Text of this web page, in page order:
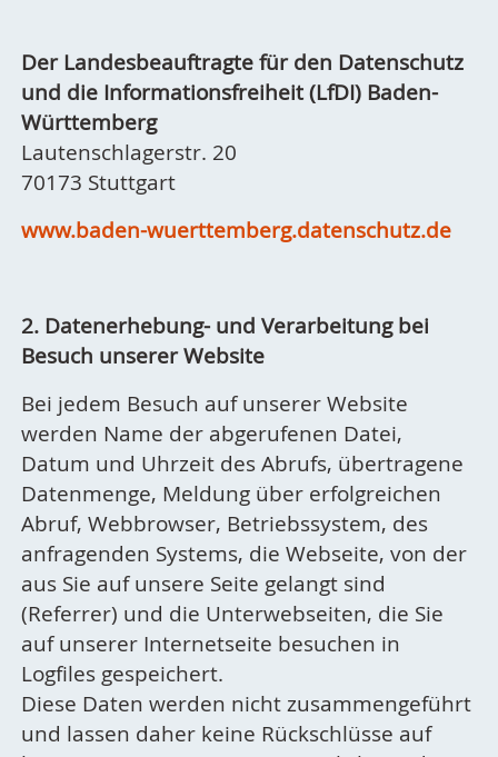
DerLandesbeauftragte für den Datenschutz
und die Informationsfreiheit (LfDI) Baden-
Württemberg
Lautenschlagerstr. 20
70173 Stuttgart
www.baden-wuerttemberg.datenschutz.de
2. Datenerhebung- und Verarbeitung bei
Besuch unserer Website
Bei jedem Besuch auf unserer Website
werden Name der abgerufenen Datei,
Datum und Uhrzeit des Abrufs, übertragene
Datenmenge, Meldung über erfolgreichen
Abruf, Webbrowser, Betriebssystem, des
anfragenden Systems, die Webseite, von der
aus Sie auf unsere Seite gelangt sind
(Referrer) und die Unterwebseiten, die Sie
auf unserer Internetseite besuchen in
Logfiles gespeichert.
Diese Daten werden nicht zusammengeführt
und lassen daher keine Rückschlüsse auf